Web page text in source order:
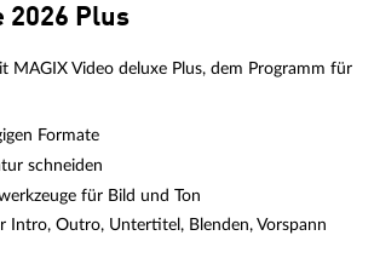
2026 Plus
MAGIX Video deluxe Plus, dem Programm für
Formate
schneiden
für Bild und Ton
Intro, Outro, Untertitel, Blenden, Vorspann